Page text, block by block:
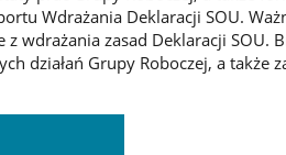
Wdrażania Deklaracji SOU.
wdrażania zasad Deklaracji SOU.
działań Grupy Roboczej, a także